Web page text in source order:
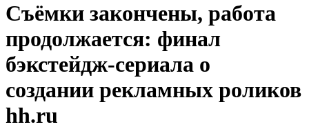
Съёмки закончены, работа
продолжается: финал
бэкстейдж-сериала о
создании рекламных роликов
hh.ru